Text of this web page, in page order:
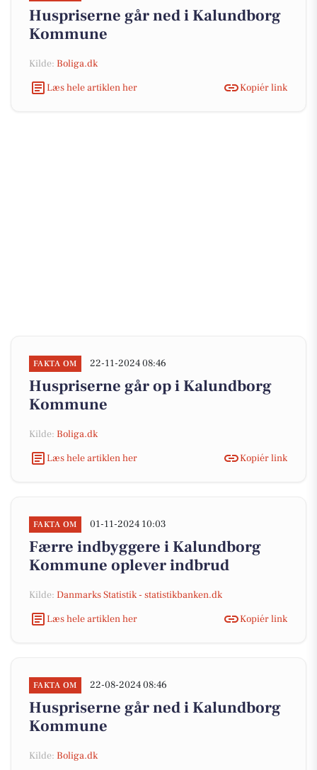
Huspriserne går ned i Kalundborg
Kommune
Kilde: Boliga.dk
Læs hele artiklen her
Kopiér link
FAKTA OM 22-11-2024 08:46
Huspriserne går op i Kalundborg
Kommune
Kilde: Boliga.dk
Læs hele artiklen her
Kopiér link
FAKTA OM 01-11-2024 10:03
Færre indbyggere i Kalundborg
Kommune oplever indbrud
Kilde: Danmarks Statistik - statistikbanken.dk
Læs hele artiklen her
Kopiér link
FAKTA OM 22-08-2024 08:46
Huspriserne går ned i Kalundborg
Kommune
Kilde: Boliga.dk